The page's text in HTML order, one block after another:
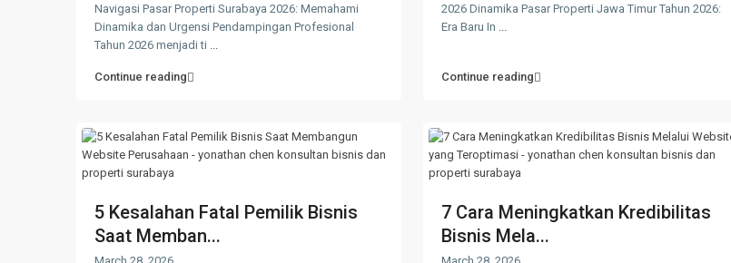
Navigasi Pasar Properti Surabaya 2026: Memahami
Dinamika dan Urgensi Pendampingan Profesional
Tahun 2026 menjadi ti ...
Continue reading
2026 Dinamika Pasar Properti Jawa Timur Tahun 2026:
Era Baru In ...
Continue reading
5 Kesalahan Fatal Pemilik Bisnis
Saat Memban...
7 Cara Meningkatkan Kredibilitas
Bisnis Mela...